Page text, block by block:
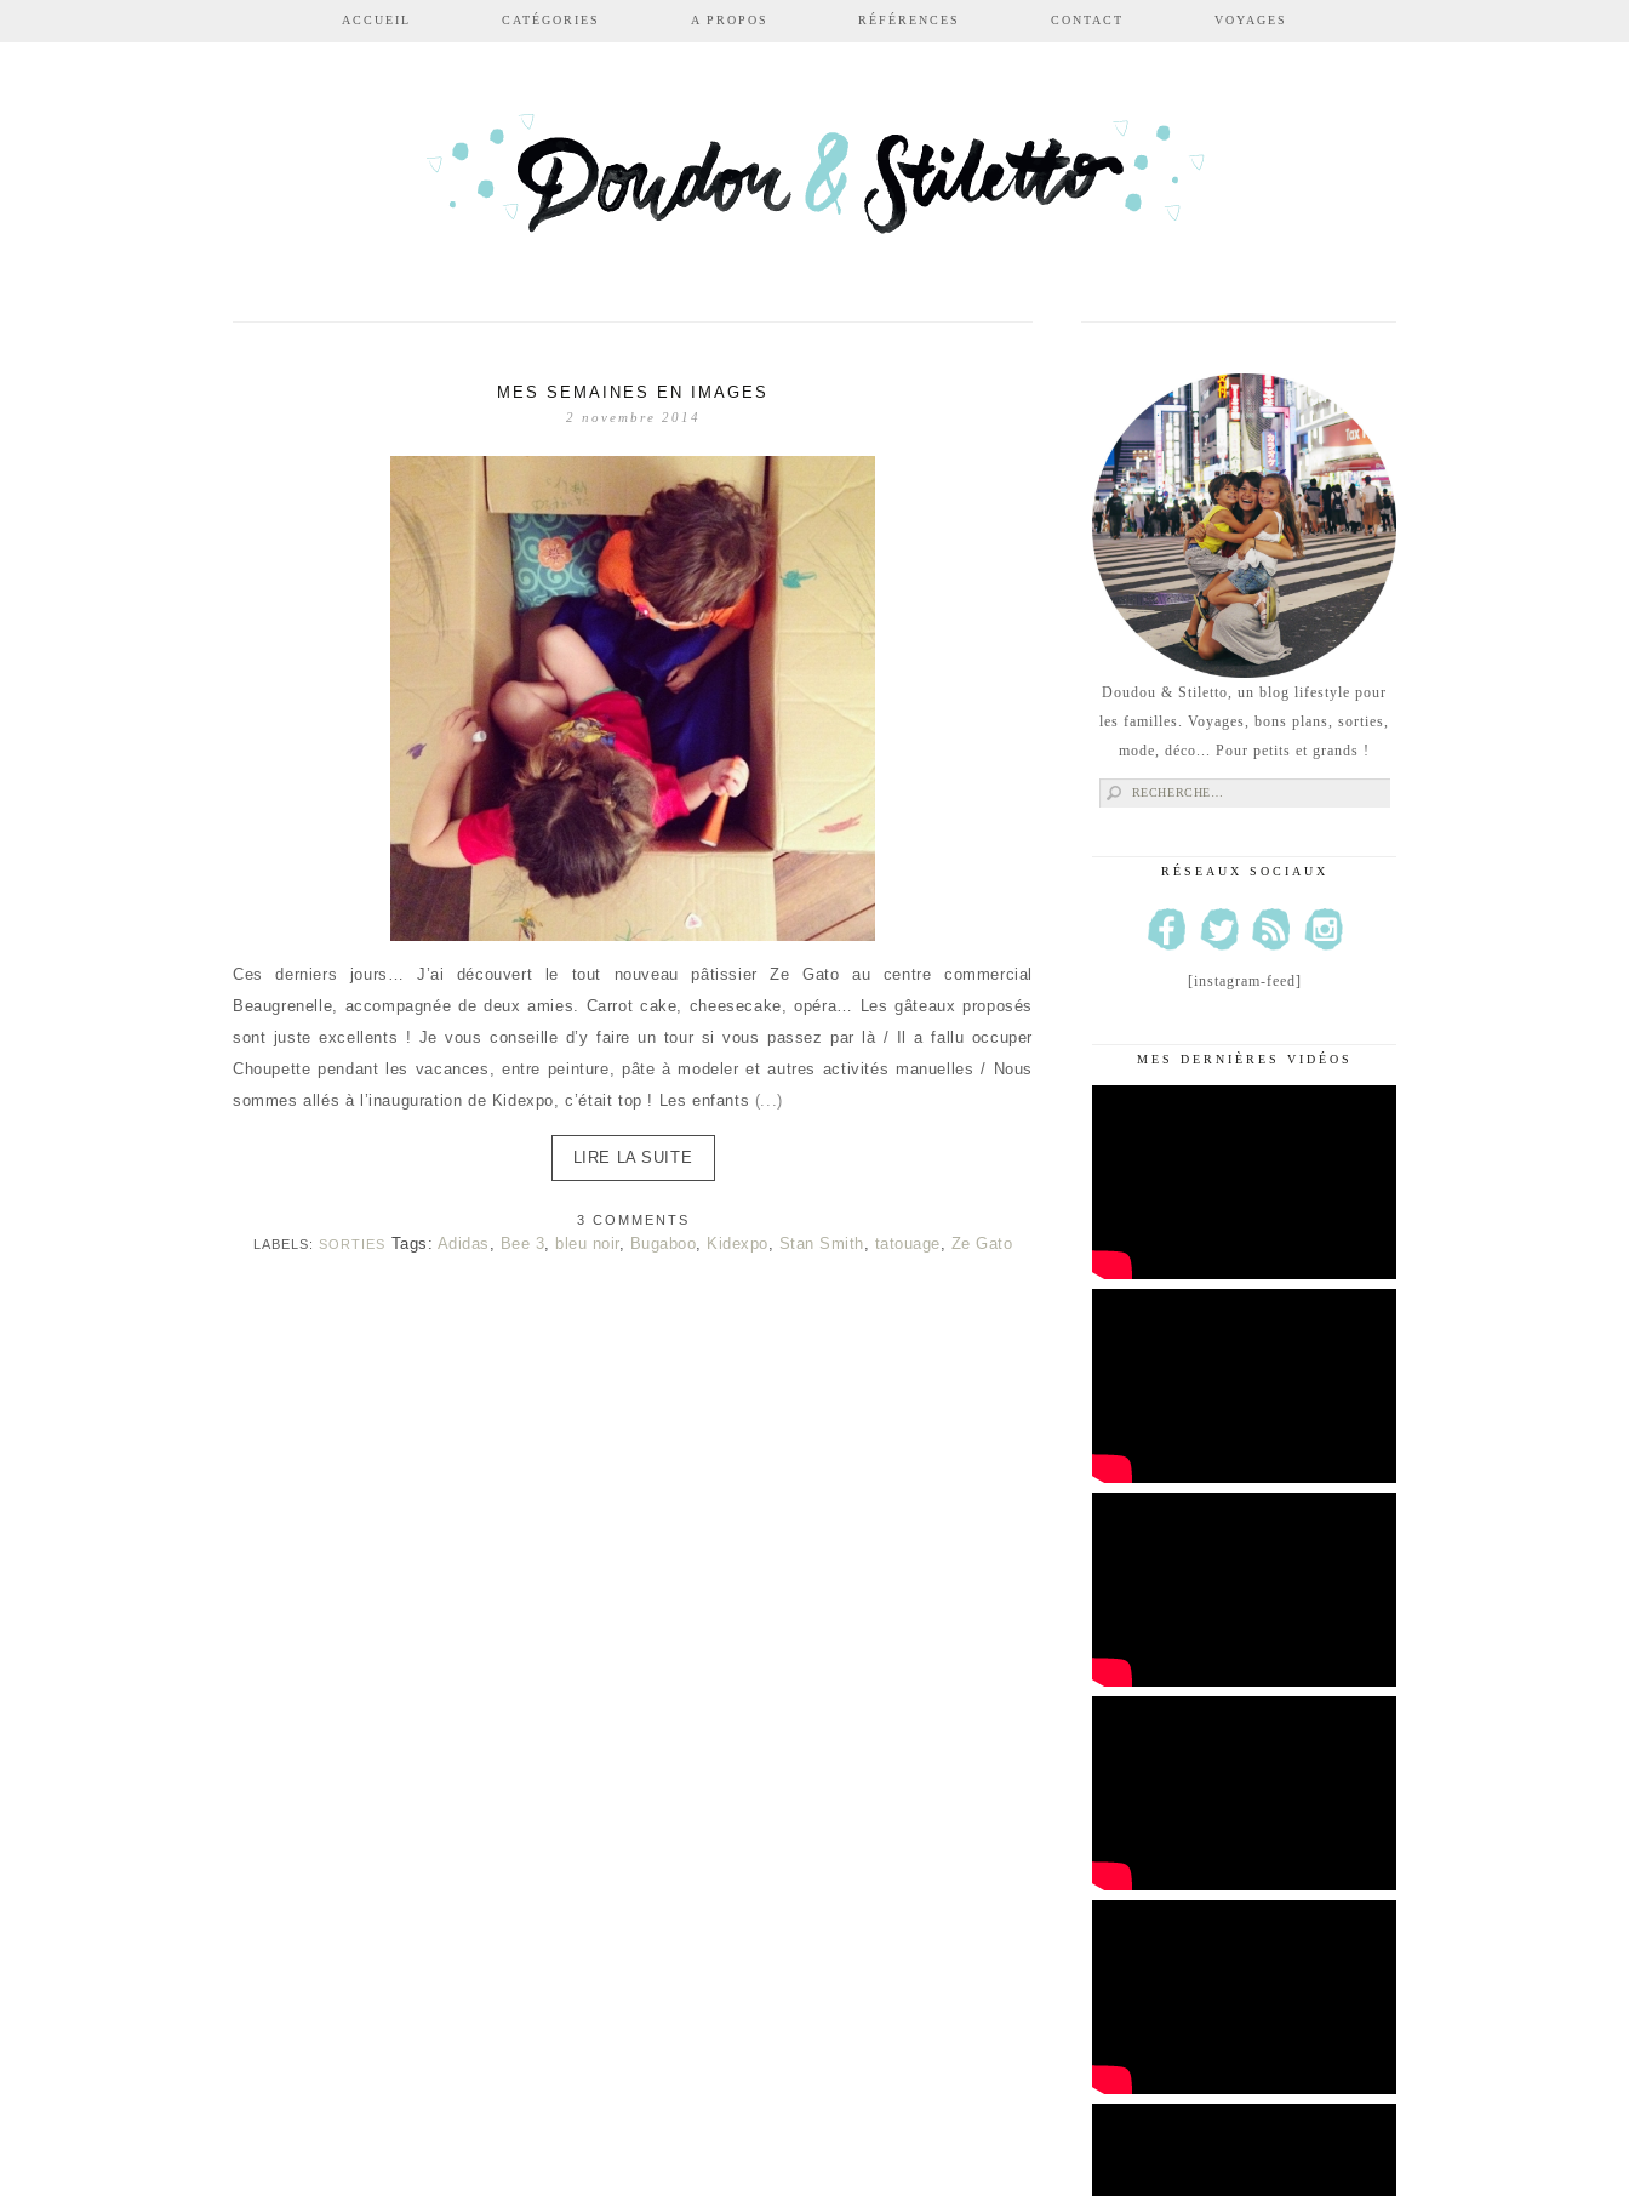
Aller au contenu principal
ACCUEIL CATÉGORIES A PROPOS RÉFÉRENCES CONTACT VOYAGES
MES SEMAINES EN IMAGES
2 novembre 2014
Ces derniers jours… J’ai découvert le tout nouveau pâtissier Ze Gato au centre commercial
Beaugrenelle, accompagnée de deux amies. Carrot cake, cheesecake, opéra… Les gâteaux proposés
sont juste excellents ! Je vous conseille d’y faire un tour si vous passez par là / Il a fallu occuper
Choupette pendant les vacances, entre peinture, pâte à modeler et autres activités manuelles / Nous
sommes allés à l’inauguration de Kidexpo, c’était top ! Les enfants (...)
LIRE LA SUITE
3 COMMENTS
LABELS: SORTIES Tags: Adidas , Bee 3, bleu noir, Bugaboo, Kidexpo, Stan Smith, tatouage, Ze Gato
Doudou & Stiletto, un blog lifestyle pour
les familles. Voyages, bons plans, sorties,
mode, déco... Pour petits et grands !
Rechercher :
RÉSEAUX SOCIAUX
[instagram-feed]
MES DERNIÈRES VIDÉOS